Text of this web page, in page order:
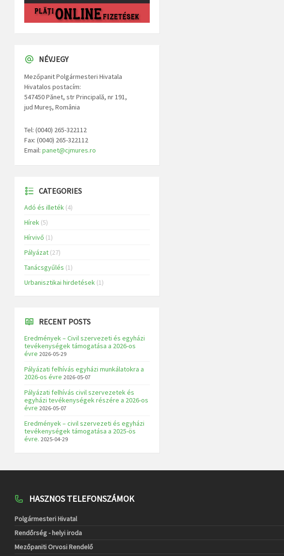
NÉVJEGY
Mezőpanit Polgármesteri Hivatala
Hivatalos postacím:
547450 Pănet, str Principală, nr 191,
jud Mureș, România
Tel: (0040) 265-322112
Fax: (0040) 265-322112
Email: panet@cjmures.ro
CATEGORIES
Adó és illeték (4)
Hírek (5)
Hírvivő (1)
Pályázat (27)
Tanácsgyűlés (1)
Urbanisztikai hirdetések (1)
RECENT POSTS
Eredmények – Civil szervezeti és egyházi
tevékenységek támogatása a 2026-os
évre 2026-05-29
Pályázati felhívás egyházi munkálatokra a
2026-os évre 2026-05-07
Pályázati felhívás civil szervezetek és
egyházi tevékenységek részére a 2026-os
évre 2026-05-07
Eredmények – civil szervezeti és egyházi
tevékenységek támogatása a 2025-ös
évre. 2025-04-29
HASZNOS TELEFONSZÁMOK
Polgármesteri Hivatal
Rendőrség - helyi iroda
Mezőpaniti Orvosi Rendelő